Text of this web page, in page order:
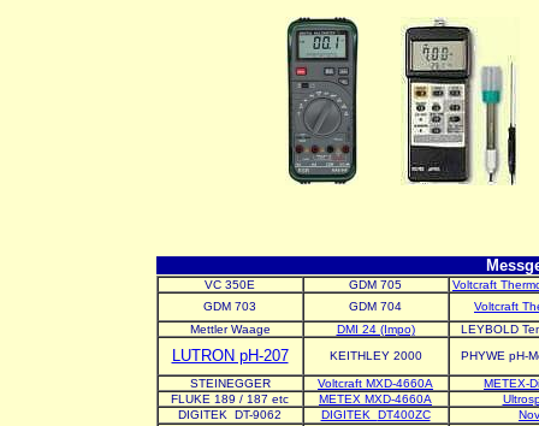
VC 350E GDM 705
Voltcraft
GDM 703
GDM 704
Voltcraft
Mettler Waage
DMI 24 (Impo) LEYBOLD
LUTRON pH-207 KEITHLEY 2000 PHYWE pH-
STEINEGGER Voltcraft MXD-4660A
METEX-
FLUKE 189 / 187 etc
METEX MXD-4660A
DIGITEK DT-9062
DIGITEK DT400ZC